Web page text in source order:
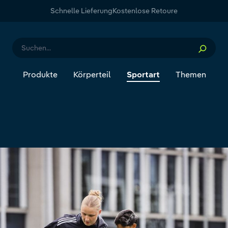
Schnelle LieferungKostenlose Retoure
Produkte Körperteil Sportart Themen